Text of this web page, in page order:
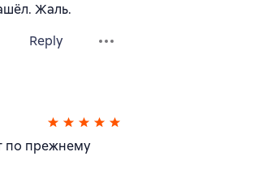
Жаль.
Reply
по прежнему